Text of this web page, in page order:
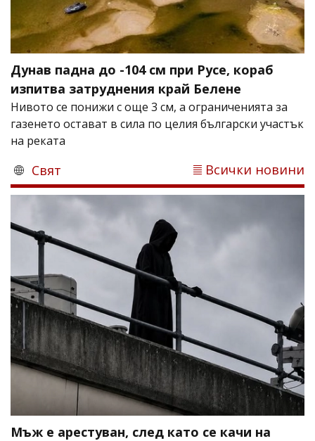
Дунав падна до -104 см при Русе, кораб
изпитва затруднения край Белене
Нивото се понижи с още 3 см, а ограниченията за
газенето остават в сила по целия български участък
на реката
Свят Всички новини
Мъж е арестуван, след като се качи на